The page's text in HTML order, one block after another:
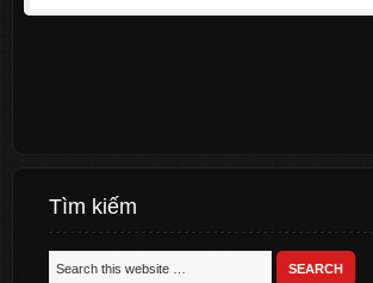
Tìm kiếm